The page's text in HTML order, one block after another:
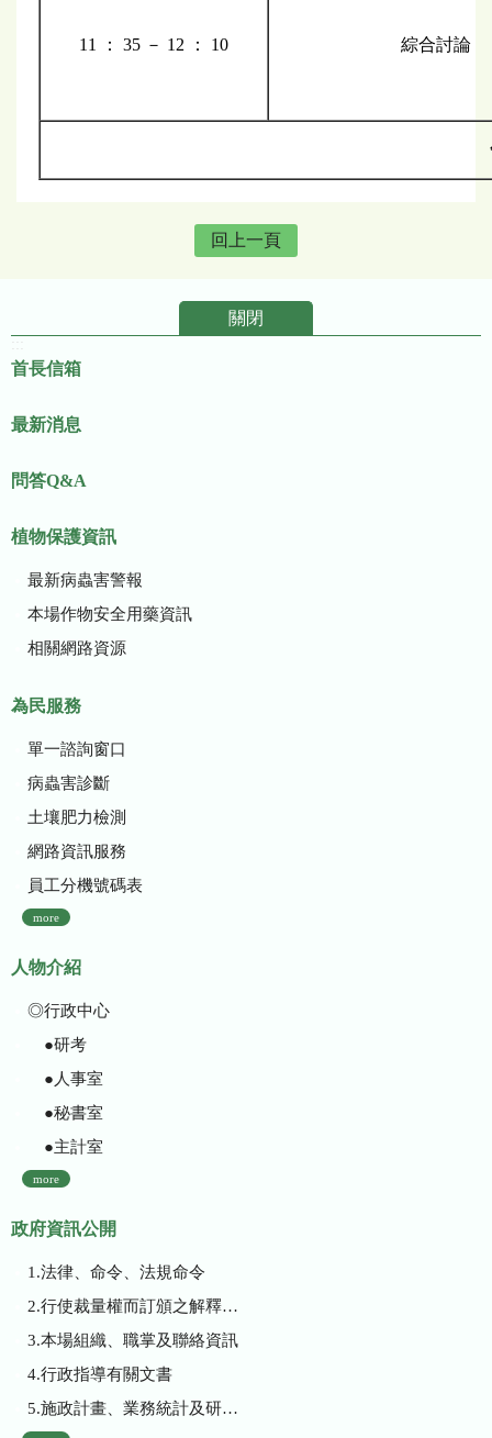
11 ： 35 － 12 ： 10 綜合討論
回上一頁
關閉
首長信箱
最新消息
問答Q&A
植物保護資訊
最新病蟲害警報
本場作物安全用藥資訊
相關網路資源
為民服務
單一諮詢窗口
病蟲害診斷
土壤肥力檢測
網路資訊服務
員工分機號碼表
more
人物介紹
◎行政中心
●研考
●人事室
●秘書室
●主計室
more
政府資訊公開
1.法律、命令、法規命令
2.行使裁量權而訂頒之解釋性規定及裁量基準
3.本場組織、職掌及聯絡資訊
4.行政指導有關文書
5.施政計畫、業務統計及研究報告